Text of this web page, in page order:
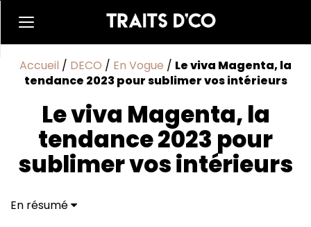
Accueil / DECO / En Vogue / Le viva Magenta, la
tendance 2023 pour sublimer vos intérieurs
Le viva Magenta, la
tendance 2023 pour
sublimer vos intérieurs
En résumé